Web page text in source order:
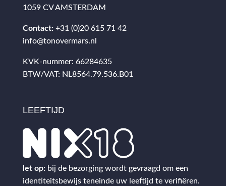
1059 CV AMSTERDAM
Contact: +31 (0)20 615 71 42
info@tonovermars.nl
KVK-nummer: 66284635
BTW/VAT: NL8564.79.536.B01
LEEFTIJD
let op: bij de bezorging wordt gevraagd om een
identiteitsbewijs teneinde uw leeftijd te verifiëren.